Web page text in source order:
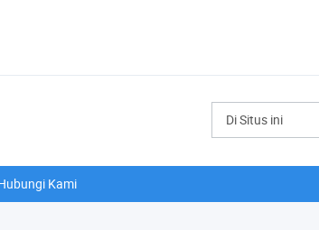
Di Situs ini
Kami